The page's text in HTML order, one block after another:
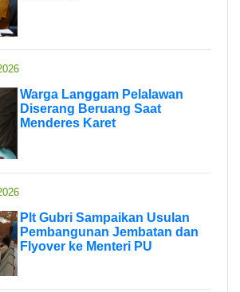
Warga Langgam Pelalawan
Diserang Beruang Saat
Menderes Karet
Plt Gubri Sampaikan Usulan
Pembangunan Jembatan dan
Flyover ke Menteri PU